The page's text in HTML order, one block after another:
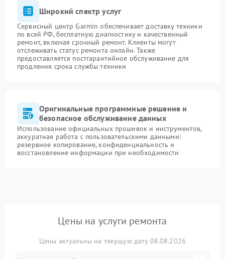
Широкий спектр услуг
Сервисный центр Garmin обеспечивает доставку техники
по всей РФ, бесплатную диагностику и качественный
ремонт, включая срочный ремонт. Клиенты могут
отслеживать статус ремонта онлайн. Также
предоставляется постгарантийное обслуживание для
продления срока службы техники
Оригинальные программные решение и
безопасное обслуживание данных
Использование официальных прошивок и инструментов,
аккуратная работа с пользовательскими данными:
резервное копирование, конфиденциальность и
восстановление информации при необходимости
Цены на услуги ремонта
Цены актуальны на текущую дату 08.08.2026